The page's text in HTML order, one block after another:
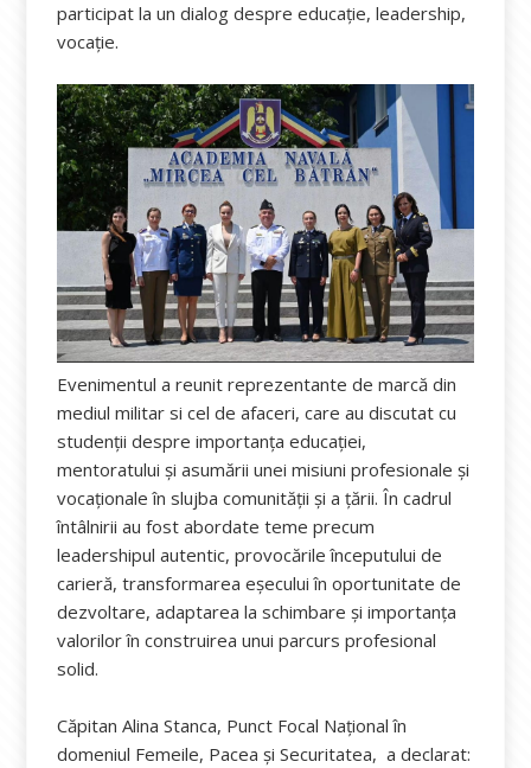
participat la un dialog despre educație, leadership,
vocație.
Evenimentul a reunit reprezentante de marcă din
mediul militar si cel de afaceri, care au discutat cu
studenții despre importanța educației,
mentoratului și asumării unei misiuni profesionale și
vocaționale în slujba comunității și a țării. În cadrul
întâlnirii au fost abordate teme precum
leadershipul autentic, provocările începutului de
carieră, transformarea eșecului în oportunitate de
dezvoltare, adaptarea la schimbare și importanța
valorilor în construirea unui parcurs profesional
solid.
Căpitan Alina Stanca, Punct Focal Național în
domeniul Femeile, Pacea și Securitatea, a declarat: